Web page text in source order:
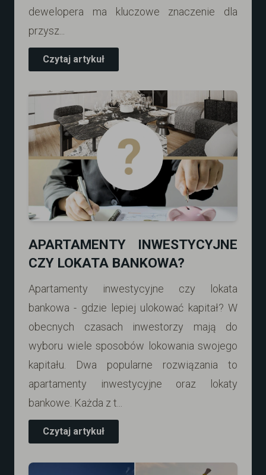
dewelopera ma kluczowe znaczenie dla
przysz...
Czytaj artykuł
APARTAMENTY INWESTYCYJNE
CZY LOKATA BANKOWA?
Apartamenty inwestycyjne czy lokata
bankowa - gdzie lepiej ulokować kapitał? W
obecnych czasach inwestorzy mają do
wyboru wiele sposobów lokowania swojego
kapitału. Dwa popularne rozwiązania to
apartamenty inwestycyjne oraz lokaty
bankowe. Każda z t...
Czytaj artykuł